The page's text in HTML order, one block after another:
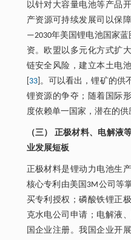
以针对大容量电池等产品
产资源可持续发展司以保
—2030年美国锂电池国家蓝
资。欧盟以多元化方式扩
链安全风险，建立本土电
33]。可以看出，锂矿的供
锂资源的争夺；随着国际
度依赖单一国家，潜在的供
（三） 正极材料、电解液
业发展短板
正极材料是锂动力电池生
核心专利由美国3M公司等
买专利授权；磷酸铁锂正
克水电公司申请；电解液
国企业注册。我国企业开